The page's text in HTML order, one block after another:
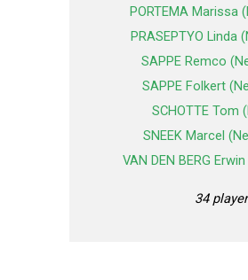
PORTEMA Marissa
PRASEPTYO Linda
SAPPE Remco
SAPPE Folkert
SCHOTTE Tom
SNEEK Marcel
VAN DEN BERG
34